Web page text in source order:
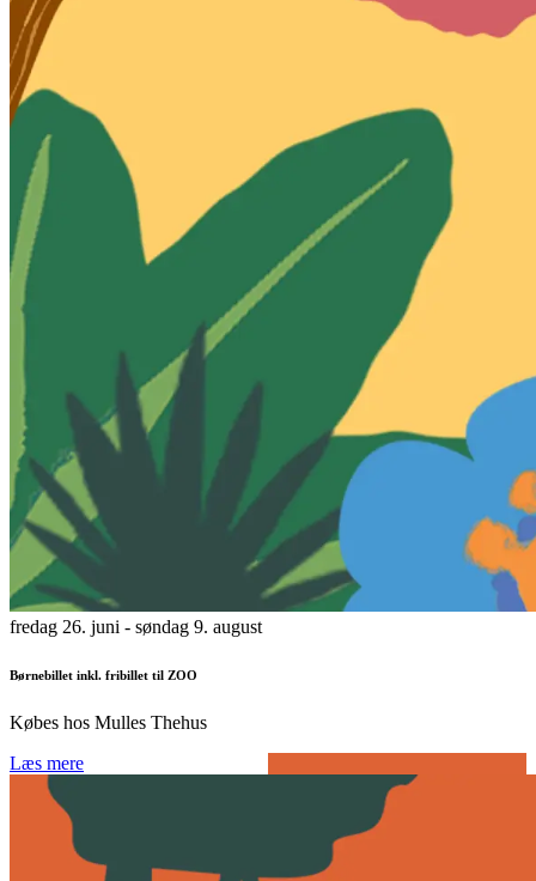
fredag 26. juni - søndag 9. august
Børnebillet inkl. fribillet til ZOO
Købes hos Mulles Thehus
Læs mere